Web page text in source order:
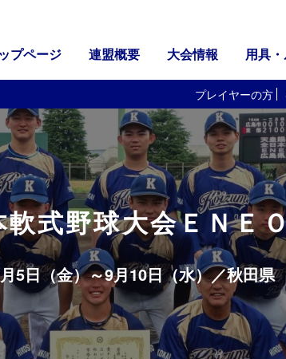
プページ 連盟概要 大会情報 用具
プレイヤーの方
式野球大会ＥＮＥ
5日（金）～9月10日（水）／秋田県